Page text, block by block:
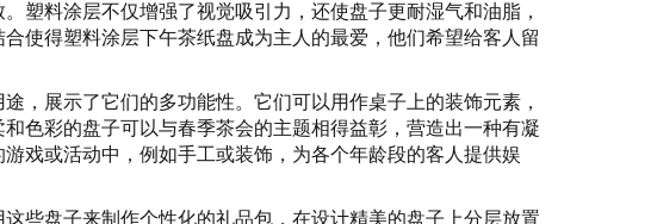
塑料涂层不仅增强了视觉吸引力，还使盘子更耐湿气和油脂，
使得塑料涂层下午茶纸盘成为主人的最爱，他们希望给客人留
，展示了它们的多功能性。它们可以用作桌子上的装饰元素，
色彩的盘子可以与春季茶会的主题相得益彰，营造出一种有凝
戏或活动中，例如手工或装饰，为各个年龄段的客人提供娱
些盘子来制作个性化的礼品包，在设计精美的盘子上分层放置